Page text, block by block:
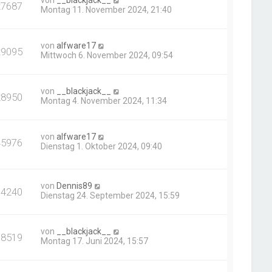
Montag 11. November 2024, 21:40
vonalfware17
Mittwoch 6. November 2024, 09:54
von
__blackjack__
Montag 4. November 2024, 11:34
vonalfware17
Dienstag 1. Oktober 2024, 09:40
von Dennis89
Dienstag 24. September 2024, 15:59
von
__blackjack__
Montag 17. Juni 2024, 15:57